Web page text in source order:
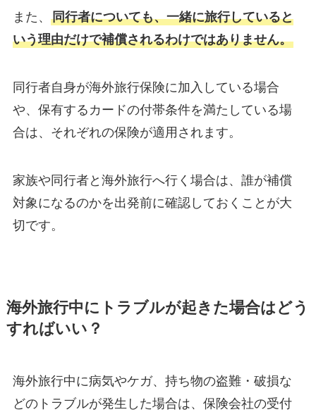
また、 同行者についても、一緒に旅行していると
いう理由だけで補償されるわけではありません。
同行者自身が海外旅行保険に加入している場合
や、保有するカードの付帯条件を満たしている場
合は、それぞれの保険が適用されます。
家族や同行者と海外旅行へ行く場合は、誰が補償
対象になるのかを出発前に確認しておくことが大
切です。
海外旅行中にトラブルが起きた場合はどう
すればいい？
海外旅行中に病気やケガ、持ち物の盗難・破損な
どのトラブルが発生した場合は、保険会社の受付